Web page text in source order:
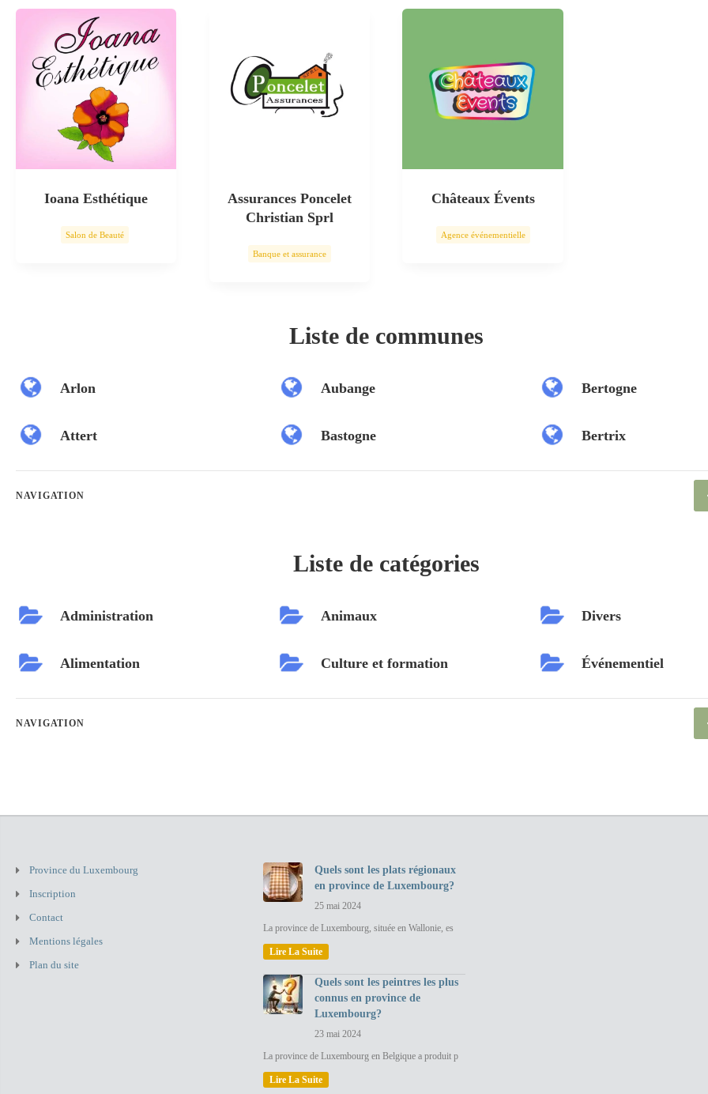
Ioana Esthétique
Salon de Beauté
Assurances Poncelet
Christian Sprl
Banque et assurance
Châteaux Évents
Agence événementielle
Liste de communes
Arlon
Attert
Aubange
Bastogne
Bertogne
Bertrix
NAVIGATION
Liste de catégories
Administration
Alimentation
Animaux
Culture et formation
Divers
Événementiel
NAVIGATION
Province du Luxembourg
Inscription
Contact
Mentions légales
Plan du site
Quels sont les plats régionaux
en province de Luxembourg?
25 mai 2024
La province de Luxembourg, située en Wallonie, es
Lire La Suite
Quels sont les peintres les plus
connus en province de
Luxembourg?
23 mai 2024
La province de Luxembourg en Belgique a produit p
Lire La Suite